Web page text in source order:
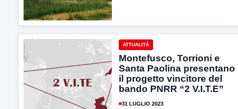
ATTUALITÀ
Montefusco, Torrioni e
Santa Paolina presentano
il progetto vincitore del
bando PNRR “2 V.I.T.E”
31 LUGLIO 2023